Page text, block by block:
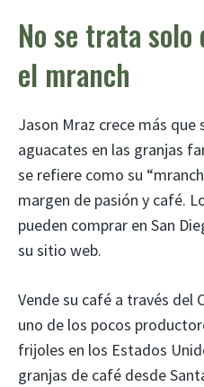
No se trata solo
el mranch
Jason Mraz crece más que
aguacates en las granjas
se refiere como su
margen de pasión y café.
pueden comprar en San
su sitio web.
Vende su café a través del
uno de los pocos
frijoles en los Estados
granjas de café desde